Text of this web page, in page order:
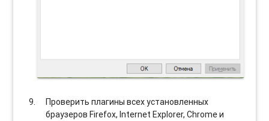
Проверить плагины всех установленных
браузеров Firefox, Internet Explorer, Chrome и